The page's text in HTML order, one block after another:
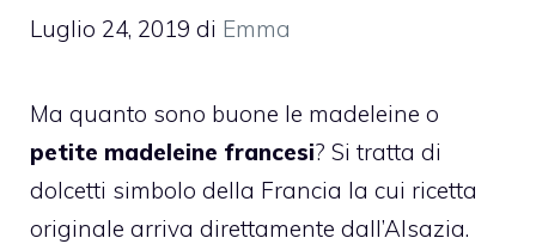
Luglio 24, 2019 di Emma
Ma quanto sono buone le madeleine o
petite madeleine francesi? Si tratta di
dolcetti simbolo della Francia la cui ricetta
originale arriva direttamente dall’Alsazia.